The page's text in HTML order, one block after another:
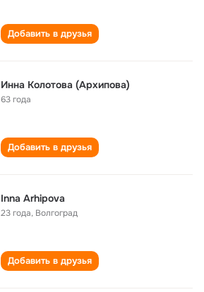
Добавить в друзья
Инна Колотова (Архипова)
63 года
Добавить в друзья
Inna Arhipova
23 года, Волгоград
Добавить в друзья